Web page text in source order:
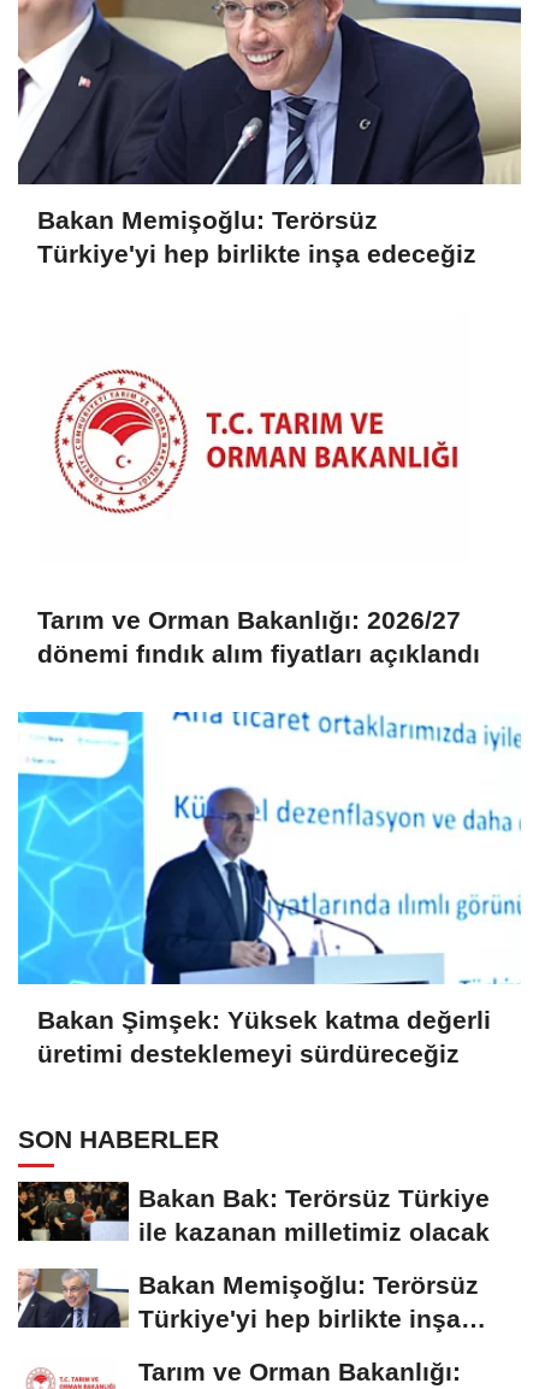
Bakan Memişoğlu: Terörsüz
Türkiye'yi hep birlikte inşa edeceğiz
Tarım ve Orman Bakanlığı: 2026/27
dönemi fındık alım fiyatları açıklandı
Bakan Şimşek: Yüksek katma değerli
üretimi desteklemeyi sürdüreceğiz
SON HABERLER
Bakan Bak: Terörsüz Türkiye
ile kazanan milletimiz olacak
Bakan Memişoğlu: Terörsüz
Türkiye'yi hep birlikte inşa
Tarım ve Orman Bakanlığı: